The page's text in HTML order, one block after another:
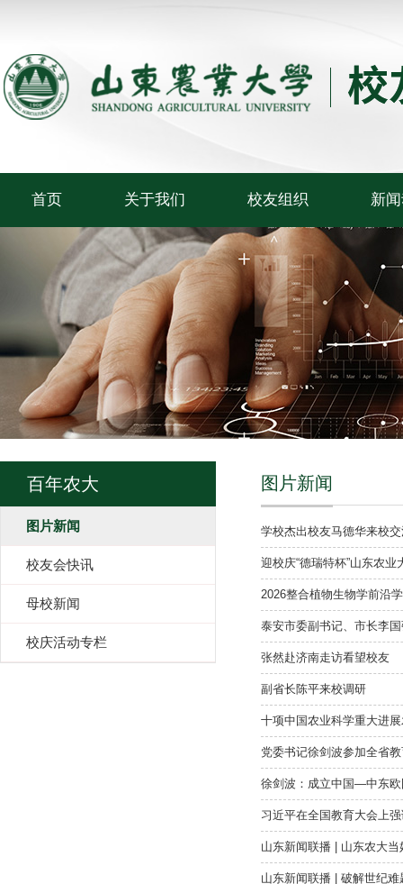
首页 关于我们 校友组织 新
百年农大
图片新闻
校友会快讯
母校新闻
校庆活动专栏
图片新闻
学校杰出校友马德华来校
迎校庆“德瑞特杯”山东农
2026整合植物生物学前沿
泰安市委副书记、市长李
张然赴济南走访看望校友
副省长陈平来校调研
十项中国农业科学重大进
党委书记徐剑波参加全省
徐剑波：成立中国—中东
习近平在全国教育大会上
山东新闻联播 | 山东农大
山东新闻联播 | 破解世纪